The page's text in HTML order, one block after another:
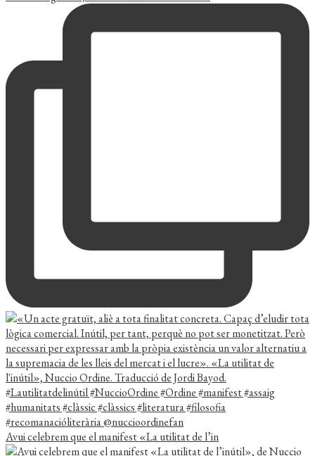
Avui celebrem que el manifest «La utilitat de l’in